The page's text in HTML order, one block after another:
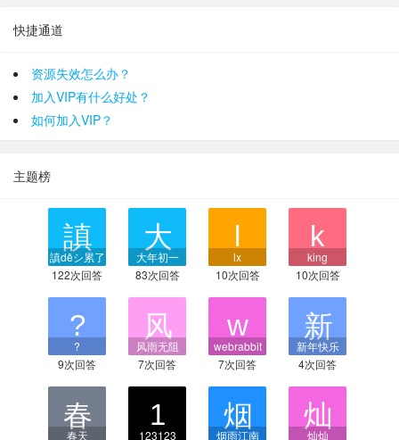
快捷通道
资源失效怎么办？
加入VIP有什么好处？
如何加入VIP？
主题榜
謓dêシ累了
122次回答
大年初一
83次回答
lx
10次回答
king
10次回答
?
9次回答
风雨无阻
7次回答
webrabbit
7次回答
新年快乐
4次回答
春天 123123 烟雨江南 灿灿